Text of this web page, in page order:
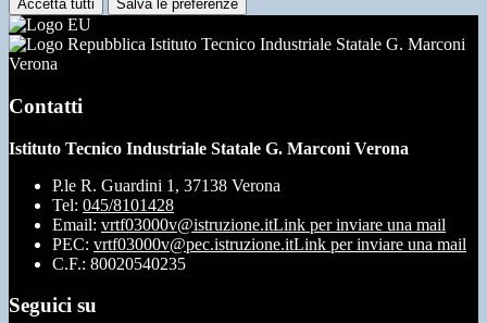
Accetta tutti Salva le preferenze
Istituto Tecnico Industriale Statale G. Marconi
Verona
Contatti
Istituto Tecnico Industriale Statale G. Marconi Verona
P.le R. Guardini 1, 37138 Verona
Tel: 045/8101428
Email: vrtf03000v@istruzione.itLink per inviare una mail
PEC: vrtf03000v@pec.istruzione.itLink per inviare una mail
C.F.: 80020540235
Seguici su